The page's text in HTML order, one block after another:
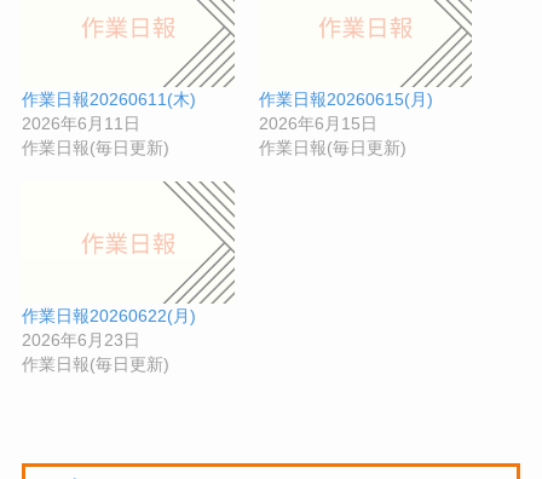
作業日報20260611(木)
2026年6月11日
作業日報(毎日更新)
作業日報20260615(月)
2026年6月15日
作業日報(毎日更新)
作業日報20260622(月)
2026年6月23日
作業日報(毎日更新)